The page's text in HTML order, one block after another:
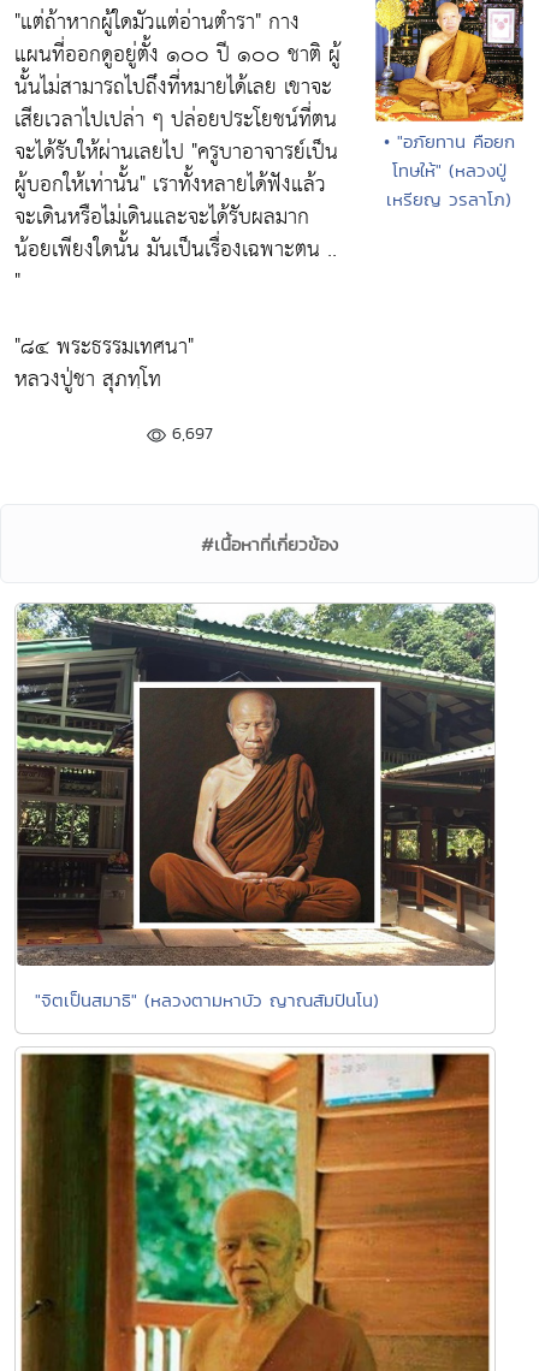
"แต่ถ้าหากผู้ใดมัวแต่อ่านตำรา" กาง
แผนที่ออกดูอยู่ตั้ง ๑๐๐ ปี ๑๐๐ ชาติ ผู้
นั้นไม่สามารถไปถึงที่หมายได้เลย เขาจะ
เสียเวลาไปเปล่า ๆ ปล่อยประโยชน์ที่ตน
จะได้รับให้ผ่านเลยไป "ครูบาอาจารย์เป็น
ผู้บอกให้เท่านั้น" เราทั้งหลายได้ฟังแล้ว
จะเดินหรือไม่เดินและจะได้รับผลมาก
น้อยเพียงใดนั้น มันเป็นเรื่องเฉพาะตน ..
"
"๘๔ พระธรรมเทศนา"
หลวงปู่ชา สุภทฺโท
6,697
• "อภัยทาน คือยก
โทษให้" (หลวงปู่
เหรียญ วรลาโภ)
#เนื้อหาที่เกี่ยวข้อง
"จิตเป็นสมาธิ" (หลวงตามหาบัว ญาณสัมปันโน)